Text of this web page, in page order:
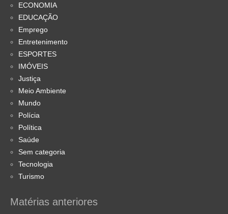
ECONOMIA
EDUCAÇÃO
Emprego
Entretenimento
ESPORTES
IMÓVEIS
Justiça
Meio Ambiente
Mundo
Polícia
Política
Saúde
Sem categoria
Tecnologia
Turismo
Matérias anteriores